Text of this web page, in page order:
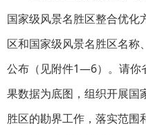
国家级风景名胜区整合优化
区和国家级风景名胜区名称
公布（见附件1—6）。请你
果数据为底图，组织开展国
胜区的勘界工作，落实范围